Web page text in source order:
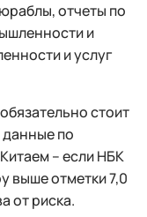
отчеты по
и
и услуг
стоит
по
– если НБК
выше отметки 7,0
от риска.